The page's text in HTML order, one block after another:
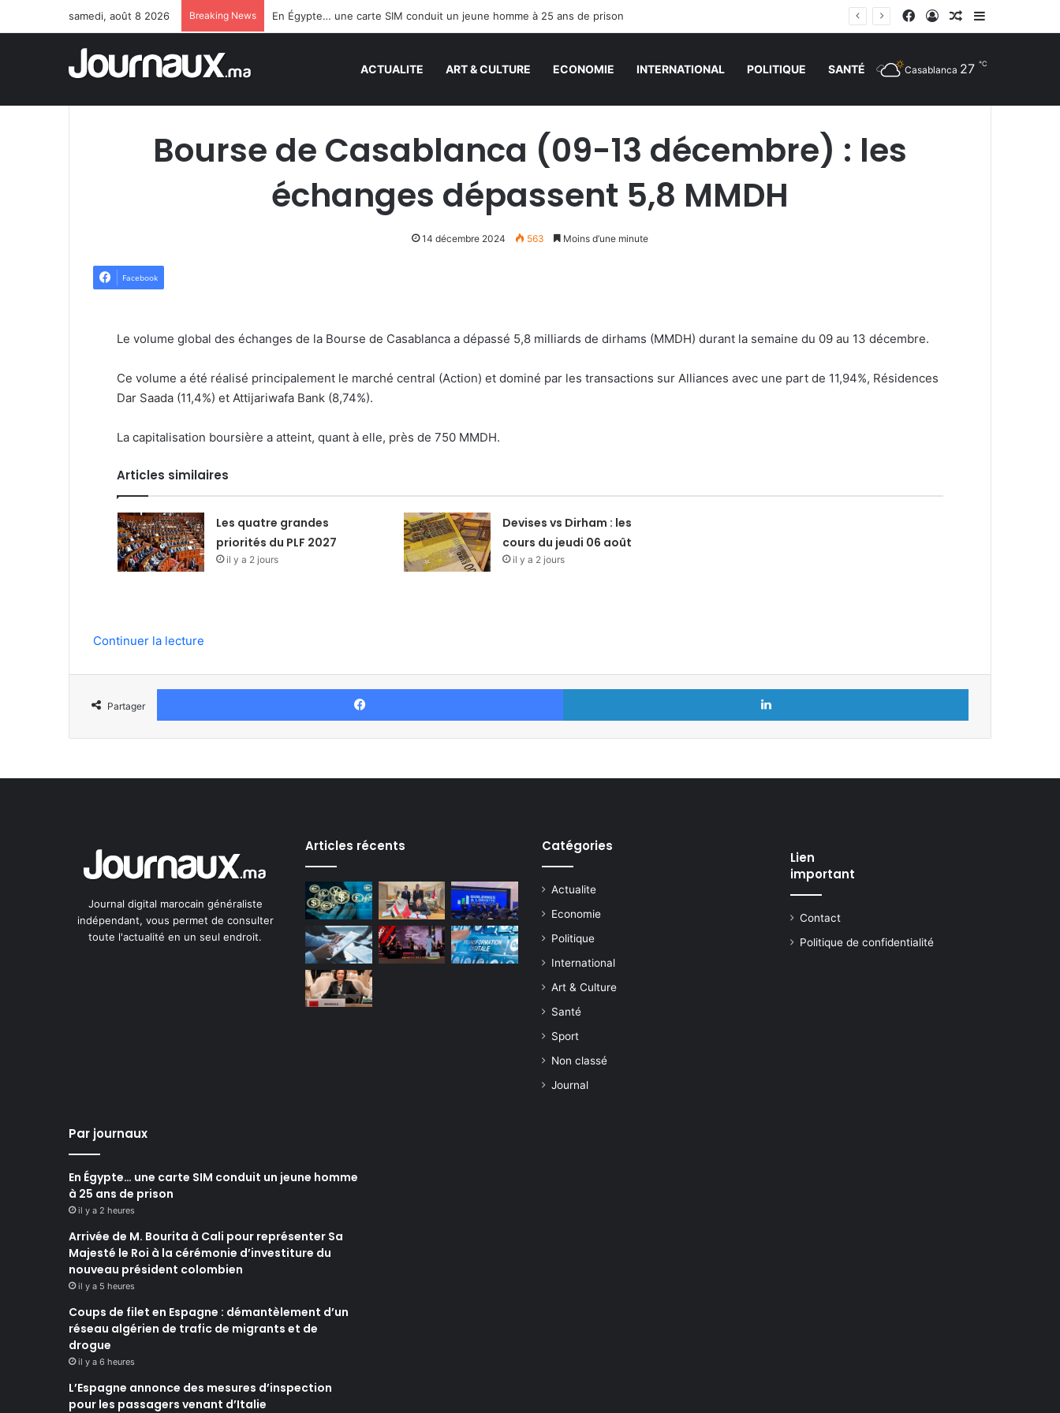
samedi, août 8 2026 Breaking News Facebook
Connexion
Article Aléatoire
Sidebar
ACTUALITE ART & CULTURE ECONOMIE INTERNATIONAL POLITIQUE SANTÉ Casablanca 27 ℃
Bourse de Casablanca (09-13 décembre) : les
échanges dépassent 5,8 MMDH
14 décembre 2024 563 Moins d’une minute
Facebook
Le volume global des échanges de la Bourse de Casablanca a dépassé 5,8 milliards de dirhams (MMDH) durant la semaine du 09 au 13 décembre.
Ce volume a été réalisé principalement le marché central (Action) et dominé par les transactions sur Alliances avec une part de 11,94%, Résidences
Dar Saada (11,4%) et Attijariwafa Bank (8,74%).
La capitalisation boursière a atteint, quant à elle, près de 750 MMDH.
Articles similaires
Les quatre grandes
priorités du PLF 2027
il y a 2 jours
Devises vs Dirham : les
cours du jeudi 06 août
il y a 2 jours
Continuer la lecture
Partager
Facebook Linkedin
Journal digital marocain généraliste
indépendant, vous permet de consulter
toute l'actualité en un seul endroit.
Articles récents Catégories
Actualite
Economie
Politique
International
Art & Culture
Santé
Sport
Non classé
Journal
Lien
important
Contact
Politique de confidentialité
Par journaux
En Égypte… une carte SIM conduit un jeune homme
à 25 ans de prison
il y a 2 heures
Arrivée de M. Bourita à Cali pour représenter Sa
Majesté le Roi à la cérémonie d’investiture du
nouveau président colombien
il y a 5 heures
Coups de filet en Espagne : démantèlement d’un
réseau algérien de trafic de migrants et de
drogue
il y a 6 heures
L’Espagne annonce des mesures d’inspection
pour les passagers venant d’Italie